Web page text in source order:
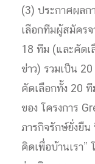
(3) ประกาศผล
เลือกทีมผู้สมัคร
18 ทีม (และคัด
ข่าว) รวมเป็น
คัดเลือกทั้ง 20
ของ โครงการ
ภารกิจรักษ์ยั่งยื
คิดเพื่อบ้านเรา”